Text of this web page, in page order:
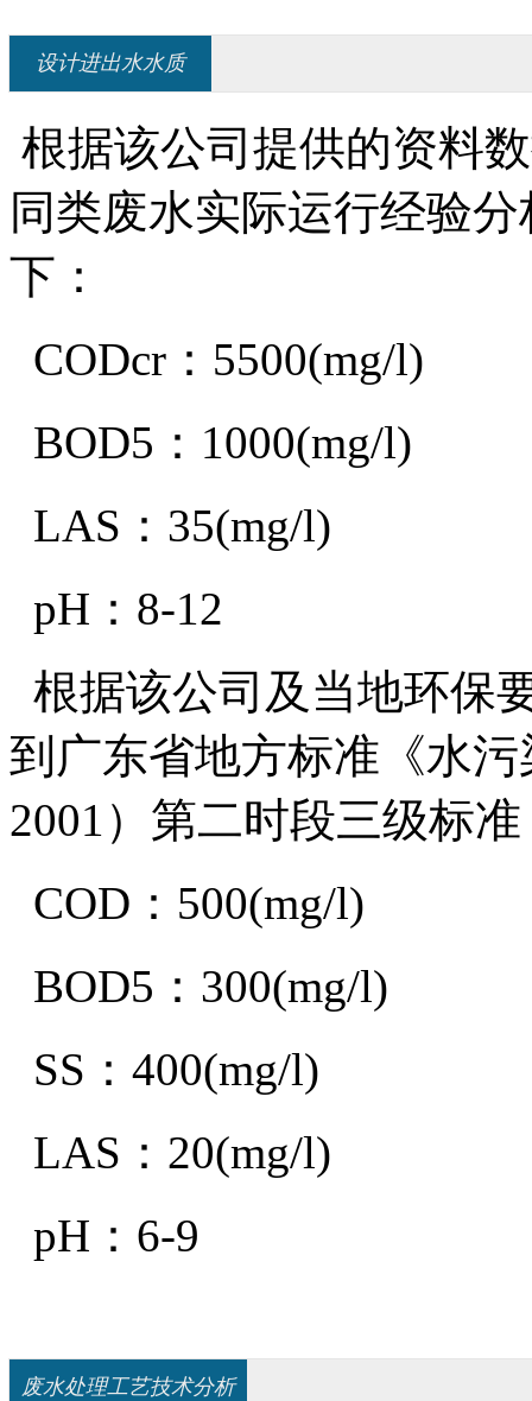
设计进出水水质
根据该公司提供的资料
同类废水实际运行经验
下：
CODcr：5500(mg/l)
BOD5：1000(mg/l)
LAS：35(mg/l)
pH：8-12
根据该公司及当地环保
到广东省地方标准《水
2001）第二时段三级标
COD：500(mg/l)
BOD5：300(mg/l)
SS：400(mg/l)
LAS：20(mg/l)
pH：6-9
废水处理工艺技术分析